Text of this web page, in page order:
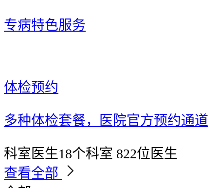
专病特色服务
体检预约
多种体检套餐，医院官方预约通道
科室医生18个科室 822位医生
查看全部